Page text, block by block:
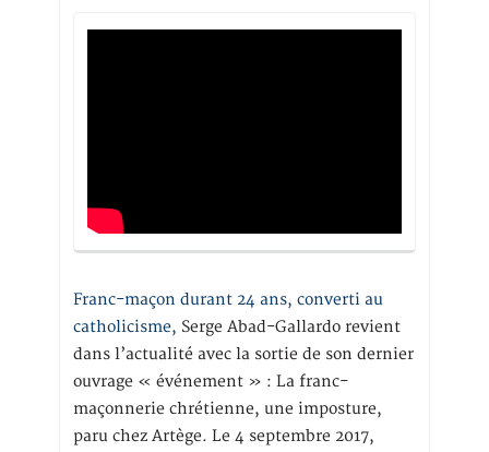
Franc-maçon durant 24 ans, converti au
catholicisme, Serge Abad-Gallardo revient
dans l’actualité avec la sortie de son dernier
ouvrage « événement » : La franc-
maçonnerie chrétienne, une imposture,
paru chez Artège. Le 4 septembre 2017,